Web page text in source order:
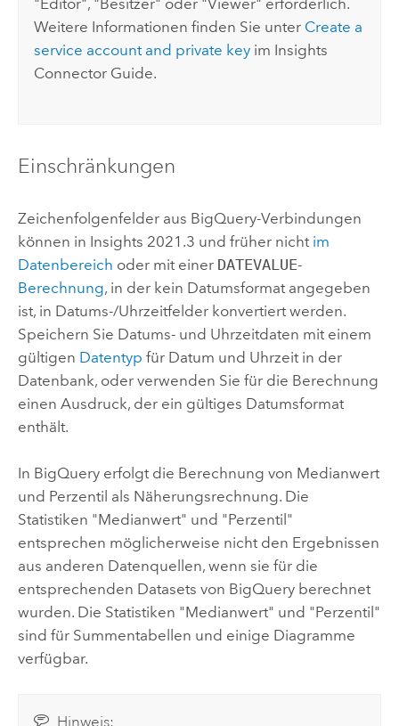
"Editor", "Besitzer" oder "Viewer" erforderlich.
Weitere Informationen finden Sie unter Create a
service account and private key im Insights
Connector Guide.
Einschränkungen
Zeichenfolgenfelder aus BigQuery-Verbindungen
können in Insights 2021.3 und früher nicht im
Datenbereich oder mit einer DATEVALUE-
Berechnung, in der kein Datumsformat angegeben
ist, in Datums-/Uhrzeitfelder konvertiert werden.
Speichern Sie Datums- und Uhrzeitdaten mit einem
gültigen Datentyp für Datum und Uhrzeit in der
Datenbank, oder verwenden Sie für die Berechnung
einen Ausdruck, der ein gültiges Datumsformat
enthält.
In BigQueryerfolgt die Berechnung von Medianwert
und Perzentil als Näherungsrechnung. Die
Statistiken "Medianwert" und "Perzentil"
entsprechen möglicherweise nicht den Ergebnissen
aus anderen Datenquellen, wenn sie für die
entsprechenden Datasets von BigQueryberechnet
wurden. Die Statistiken "Medianwert" und "Perzentil"
sind für Summentabellen und einige Diagramme
verfügbar.
Hinweis: